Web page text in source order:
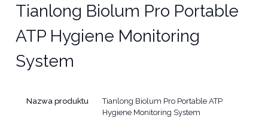
Tianlong Biolum Pro Portable
ATP Hygiene Monitoring
System
Nazwa produktu
Tianlong Biolum Pro Portable ATP
Hygiene Monitoring System